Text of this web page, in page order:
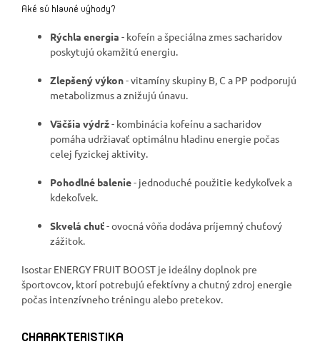
Aké sú hlavné výhody?
Rýchla energia - kofeín a špeciálna zmes sacharidov
poskytujú okamžitú energiu.
Zlepšený výkon- vitamíny skupiny B, C a PP podporujú
metabolizmus a znižujú únavu.
Väčšia výdrž- kombinácia kofeínu a sacharidov
pomáha udržiavať optimálnu hladinu energie počas
celej fyzickej aktivity.
Pohodlné balenie- jednoduché použitie kedykoľvek a
kdekoľvek.
Skvelá chuť- ovocná vôňa dodáva príjemný chuťový
zážitok.
Isostar ENERGY FRUIT BOOST je ideálny doplnok pre
športovcov, ktorí potrebujú efektívny a chutný zdroj energie
počas intenzívneho tréningu alebo pretekov.
CHARAKTERISTIKA